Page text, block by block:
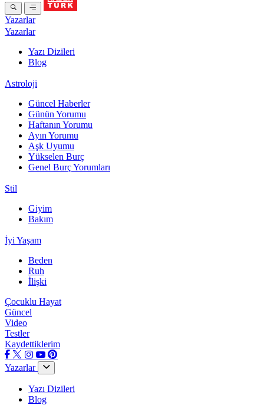
Yazarlar
Yazarlar
Yazı Dizileri
Blog
Astroloji
Güncel Haberler
Günün Yorumu
Haftanın Yorumu
Ayın Yorumu
Aşk Uyumu
Yükselen Burç
Genel Burç Yorumları
Stil
Giyim
Bakım
İyi Yaşam
Beden
Ruh
İlişki
Çocuklu Hayat
Güncel
Video
Testler
Kaydettiklerim
Yazarlar
Yazı Dizileri
Blog